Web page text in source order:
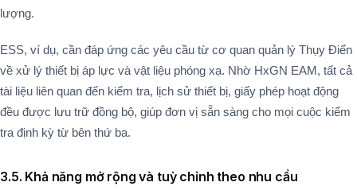
lượng.
ESS, ví dụ, cần đáp ứng các yêu cầu từ cơ quan quản lý Thụy Điển
về xử lý thiết bị áp lực và vật liệu phóng xạ. Nhờ HxGN EAM, tất cả
tài liệu liên quan đến kiểm tra, lịch sử thiết bị, giấy phép hoạt động
đều được lưu trữ đồng bộ, giúp đơn vị sẵn sàng cho mọi cuộc kiểm
tra định kỳ từ bên thứ ba​.
3.5. Khả năng mở rộng và tuỳ chỉnh theo nhu cầu